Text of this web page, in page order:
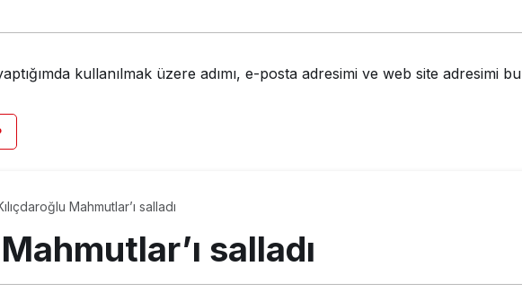
kullanılmak üzere adımı, e-posta adresimi ve web site adresimi bu
Mahmutlar’ı salladı
salladı